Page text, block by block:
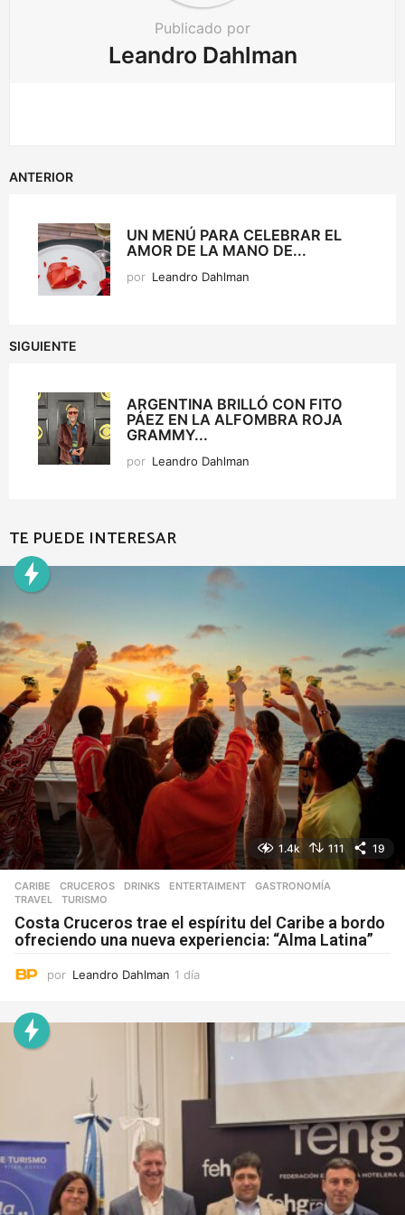
Publicado por
Leandro Dahlman
ANTERIOR
UN MENÚ PARA CELEBRAR EL
AMOR DE LA MANO DE...
por Leandro Dahlman
SIGUIENTE
ARGENTINA BRILLÓ CON FITO
PÁEZ EN LA ALFOMBRA ROJA
GRAMMY...
por Leandro Dahlman
TE PUEDE INTERESAR
1.4k 111 19
CARIBE ,CRUCEROS ,DRINKS ,ENTERTAIMENT ,GASTRONOMÍA
TRAVEL
,TURISMO
Costa Cruceros trae el espíritu del Caribe a bordo
ofreciendo una nueva experiencia: “Alma Latina”
por Leandro Dahlman 1 día
a